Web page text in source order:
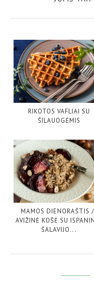
RIKOTOS VAFLIAI SU
ŠILAUOGĖMIS
MAMOS DIENORAŠTIS
AVIŽINĖ KOŠĖ SU
ŠALAVIJO...